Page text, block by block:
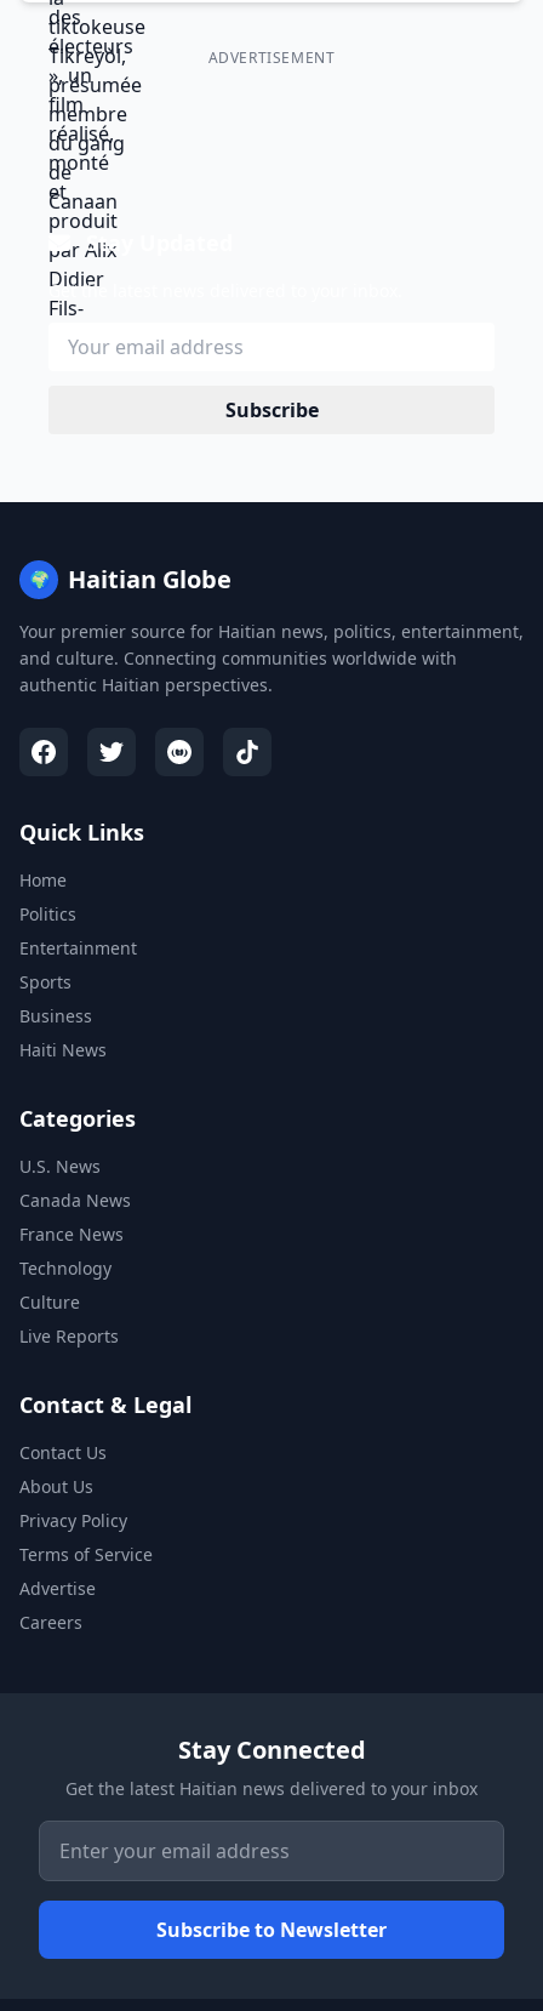
ADVERTISEMENT
Stay Updated
Get the latest news delivered to your inbox.
Subscribe
🌍 Haitian Globe
Your premier source for Haitian news, politics, entertainment,
and culture. Connecting communities worldwide with
authentic Haitian perspectives.
Quick Links
Home
Politics
Entertainment
Sports
Business
Haiti News
Categories
U.S. News
Canada News
France News
Technology
Culture
Live Reports
Contact & Legal
Contact Us
About Us
Privacy Policy
Terms of Service
Advertise
Careers
Stay Connected
Get the latest Haitian news delivered to your inbox